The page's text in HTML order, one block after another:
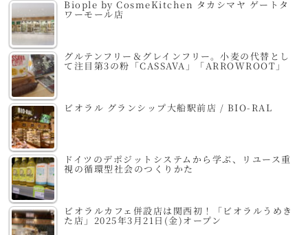
Biople by CosmeKitchen タカシマヤ ゲートタ
ワーモール店
グルテンフリー＆グレインフリー。小麦の代替とし
て注目第3の粉「CASSAVA」「ARROWROOT」
ビオラル グランシップ大船駅前店 / BIO-RAL
ドイツのデポジットシステムから学ぶ、リユース重
視の循環型社会のつくりかた
ビオラルカフェ併設店は関西初！「ビオラルうめき
た店」2025年3月21日(金)オープン